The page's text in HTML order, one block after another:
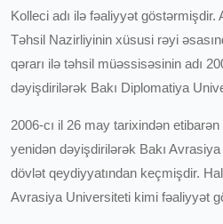
Kolleci adı ilə fəaliyyət göstərmişdir.
Təhsil Nazirliyinin xüsusi rəyi
qərarı ilə təhsil müəssisəsinin adı
dəyişdirilərək Bakı Diplomatiya
2006-cı il 26 may tarixindən
yenidən dəyişdirilərək Bakı Avrasiya
dövlət qeydiyyatından keçmişdir.
Avrasiya Universiteti kimi fəaliyyət